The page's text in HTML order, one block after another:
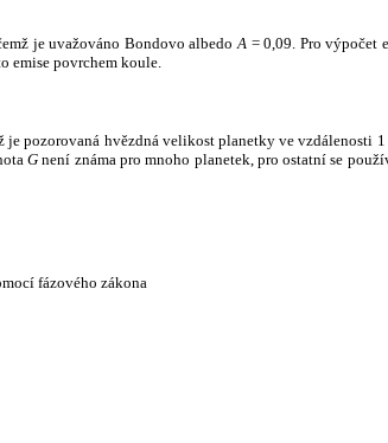
je uvažováno Bondovo albedo A = 0,09. Pro výpočet
emise povrchem koule.
pozorovaná hvězdná velikost planetky ve vzdálenosti
G není známa pro mnoho planetek, pro ostatní se
fázového zákona